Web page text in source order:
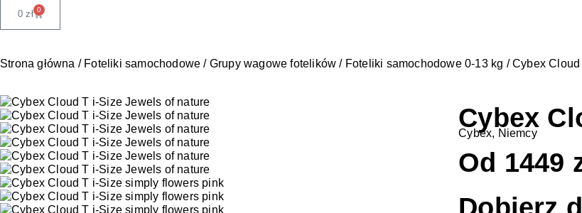
0zł 0
Strona główna / Foteliki samochodowe / Grupy wagowe fotelików / Foteliki samochodowe 0-13 kg / Cybex
Cybex
Cybex, Niemcy
Od 1449